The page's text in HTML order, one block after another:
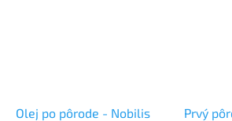
Olej po pôrode - Nobilis
Prvý